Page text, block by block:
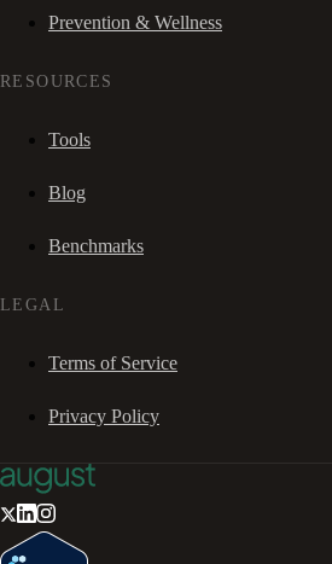
Prevention & Wellness
RESOURCES
Tools
Blog
Benchmarks
LEGAL
Terms of Service
Privacy Policy